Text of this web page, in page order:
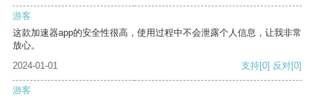
游客
这款加速器app的安全性很高，使用过程中不会泄露个人信息，让我非常
放心。
2024-01-01
支持[0] 反对[0]
游客